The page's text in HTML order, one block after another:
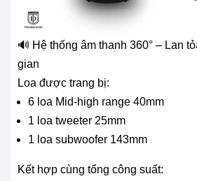
🔊 Hệ thống âm thanh 360° – Lan
gian
Loa được trang bị:
6 loa Mid-high range 40mm
1 loa tweeter 25mm
1 loa subwoofer 143mm
Kết hợp cùng tổng công suất: